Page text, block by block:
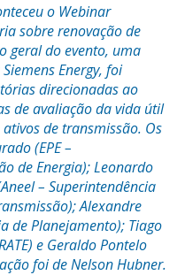
o Webinar
sobre renovação de
geral do evento, uma
Energy, foi
direcionadas ao
de avaliação da vida útil
de transmissão. Os
(EPE –
de Energia); Leonardo
– Superintendência
Alexandre
de Planejamento); Tiago
e Geraldo Pontelo
foi de Nelson Hubner.